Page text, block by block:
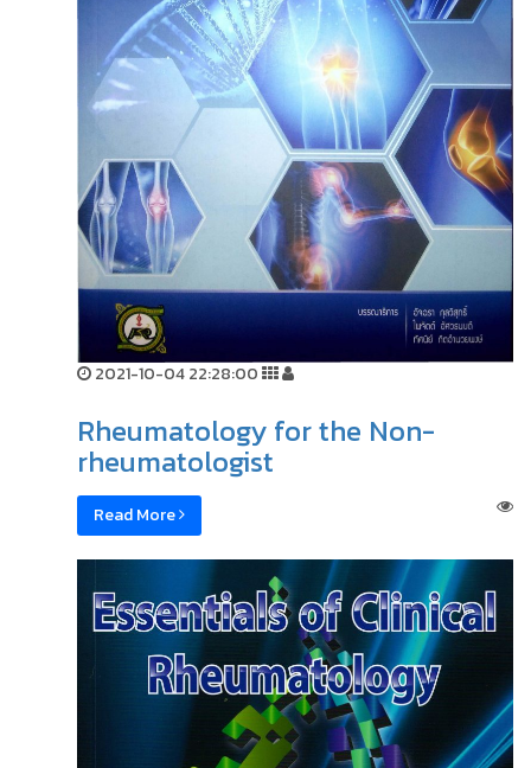
2021-10-04 22:28:00
Rheumatology for the Non-
rheumatologist
Read More